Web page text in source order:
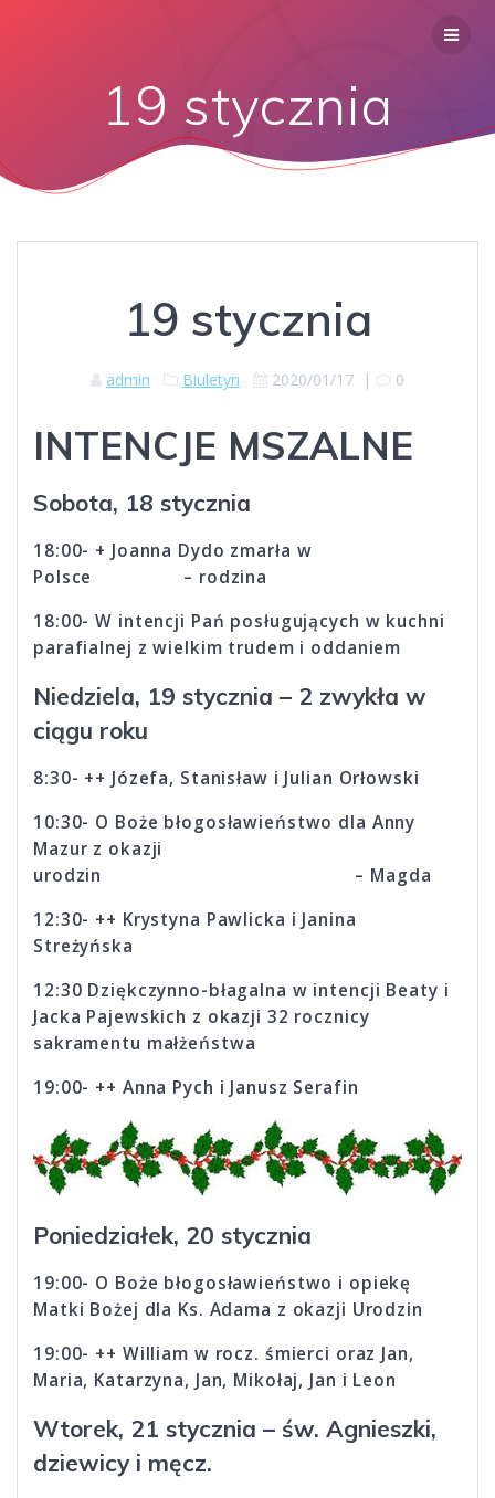
19 stycznia
19 stycznia
admin Biuletyn 2020/01/17 | 0
INTENCJE MSZALNE
Sobota, 18 stycznia
18:00- + Joanna Dydo zmarła w
Polsce – rodzina
18:00- W intencji Pań posługujących w kuchni
parafialnej z wielkim trudem i oddaniem
Niedziela, 19 stycznia – 2 zwykła w
ciągu roku
8:30- ++ Józefa, Stanisław i Julian Orłowski
10:30- O Boże błogosławieństwo dla Anny
Mazur z okazji
urodzin – Magda
12:30- ++ Krystyna Pawlicka i Janina
Streżyńska
12:30 Dziękczynno-błagalna w intencji Beaty i
Jacka Pajewskich z okazji 32 rocznicy
sakramentu małżeństwa
19:00- ++ Anna Pych i Janusz Serafin
Poniedziałek, 20 stycznia
19:00- O Boże błogosławieństwo i opiekę
Matki Bożej dla Ks. Adama z okazji Urodzin
19:00- ++ William w rocz. śmierci oraz Jan,
Maria, Katarzyna, Jan, Mikołaj, Jan i Leon
Wtorek, 21 stycznia – św. Agnieszki,
dziewicy i męcz.